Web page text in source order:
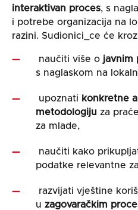
interaktivan proces, s
i potrebe organizacija na
razini. Sudionici_ce će
naučiti više o javnim
s naglaskom na
upoznati konkretne
metodologiju za
za mlade,
naučiti kako
podatke relevantne
razvijati vještine
u zagovaračkim